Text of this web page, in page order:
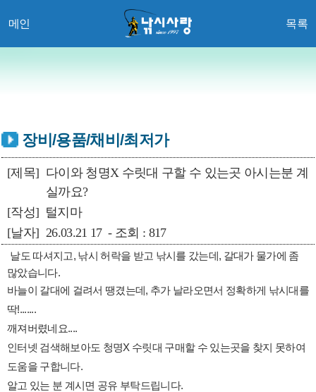
메인 목록
장비/용품/채비/최저가
[제목] 다이와 청명X 수릿대 구할 수 있는곳 아시는분 계
실까요?
[작성] 털지마
[날자] 26.03.21 17 - 조회 : 817
날도 따셔지고, 낚시 허락을 받고 낚시를 갔는데, 갈대가 물가에 좀
많았습니다.
바늘이 갈대에 걸려서 땡겼는데, 추가 날라오면서 정확하게 낚시대를
딱!.......
깨져버렸네요....
인터넷 검색해보아도 청명X 수릿대 구매할 수 있는곳을 찾지 못하여
도움을 구합니다.
알고 있는 분 계시면 공유 부탁드립니다.